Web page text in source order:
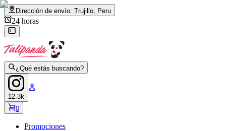
Dirección de envío: Trujillo, Peru
24 horas
¿Qué estás buscando?
12.3k
0
Promociones